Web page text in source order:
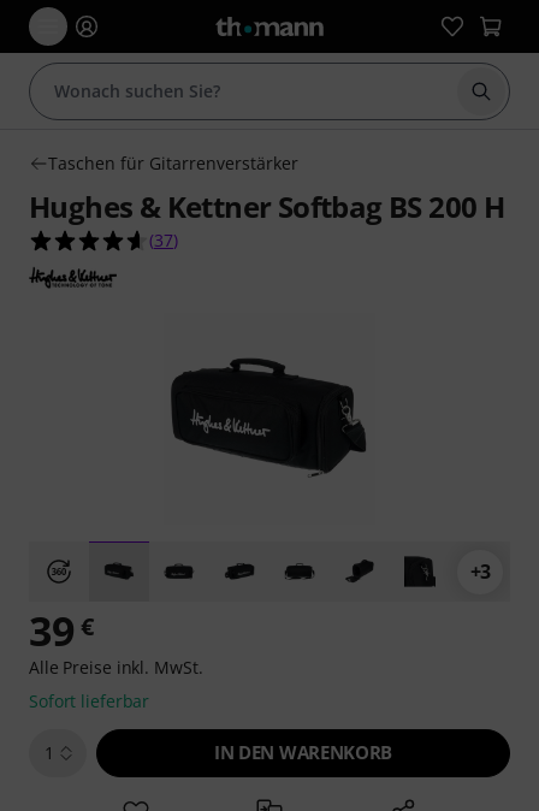
Suche
Taschen für Gitarrenverstärker
Hughes & Kettner Softbag BS 200 H
4.6 von 5 Sternen aus 37 Kundenbewertungen
(37)
+3
39 €
Alle Preise inkl. MwSt.
Sofort lieferbar
1 IN DEN WARENKORB